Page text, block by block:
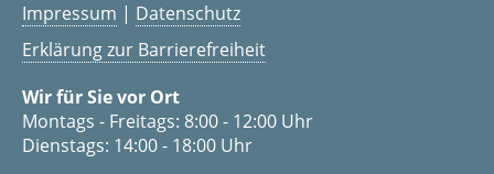
Impressum | Datenschutz
Erklärung zur Barrierefreiheit
Wir für Sie vor Ort
Montags - Freitags: 8:00 - 12:00 Uhr
Dienstags: 14:00 - 18:00 Uhr